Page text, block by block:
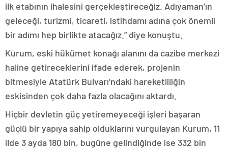
ilk etabının ihalesini gerçekleştireceğiz. Adıyaman’ın
geleceği, turizmi, ticareti, istihdamı adına çok önemli
bir adımı hep birlikte atacağız.” diye konuştu.
Kurum, eski hükümet konağı alanını da cazibe merkezi
haline getireceklerini ifade ederek, projenin
bitmesiyle Atatürk Bulvarı’ndaki hareketliliğin
eskisinden çok daha fazla olacağını aktardı.
Hiçbir devletin güç yetiremeyeceği işleri başaran
güçlü bir yapıya sahip olduklarını vurgulayan Kurum, 11
ilde 3 ayda 180 bin, bugüne gelindiğinde ise 332 bin